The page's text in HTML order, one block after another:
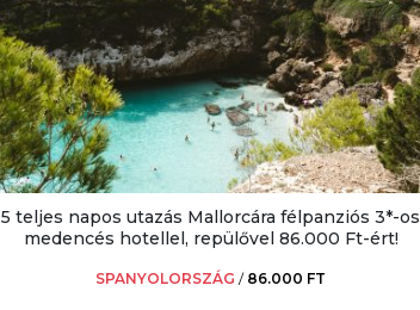
5 teljes napos utazás Mallorcára félpanziós 3*-os
medencés hotellel, repülővel 86.000 Ft-ért!
SPANYOLORSZÁG / 86.000 FT